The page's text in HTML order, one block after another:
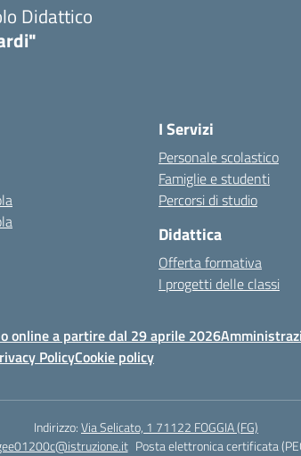
Didattico
I Servizi
Personale scolastico
Famiglie e studenti
Percorsi di studio
Didattica
Offerta formativa
I progetti delle classi
online a partire dal 29 aprile 2026
PolicyCookie policy
Indirizzo:Via Selicato, 1 71122 FOGGIA (FG)
Posta elettronica certificata